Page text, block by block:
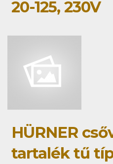
20-125, 230V
HÜRNER
tartalék tű